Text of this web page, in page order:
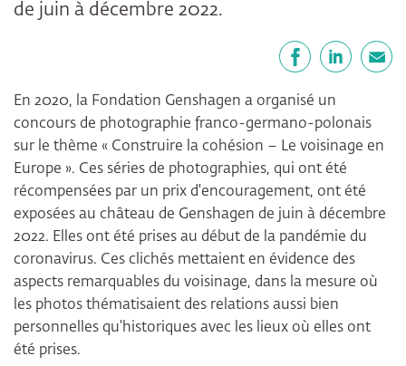
de juin à décembre 2022.
En 2020, la Fondation Genshagen a organisé un
concours de photographie franco-germano-polonais
sur le thème « Construire la cohésion – Le voisinage en
Europe ». Ces séries de photographies, qui ont été
récompensées par un prix d'encouragement, ont été
exposées au château de Genshagen de juin à décembre
2022. Elles ont été prises au début de la pandémie du
coronavirus. Ces clichés mettaient en évidence des
aspects remarquables du voisinage, dans la mesure où
les photos thématisaient des relations aussi bien
personnelles qu'historiques avec les lieux où elles ont
été prises.